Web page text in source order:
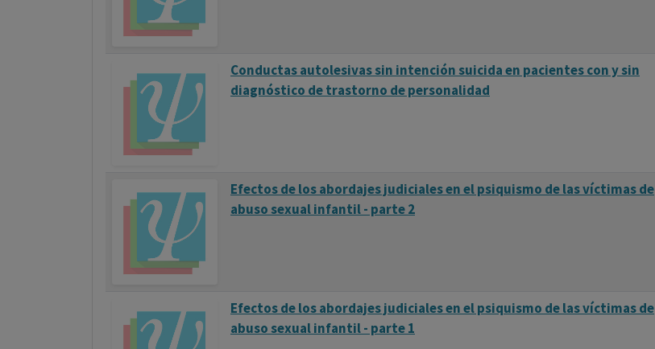
Conductas autolesivas sin intención suicida en pacientes con y sin
diagnóstico de trastorno de personalidad
Efectos de los abordajes judiciales en el psiquismo de las víctimas de
abuso sexual infantil - parte 2
Efectos de los abordajes judiciales en el psiquismo de las víctimas de
abuso sexual infantil - parte 1